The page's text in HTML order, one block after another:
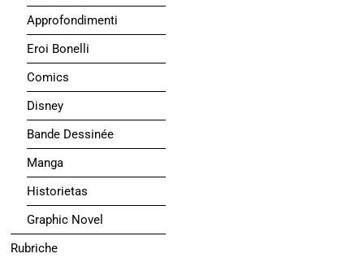
Approfondimenti
Eroi Bonelli
Comics
Disney
Bande Dessinée
Manga
Historietas
Graphic Novel
Rubriche